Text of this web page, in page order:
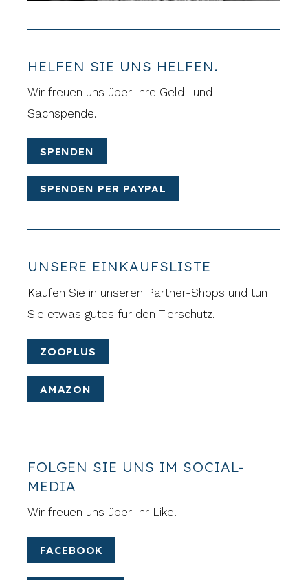
HELFEN SIE UNS HELFEN.
Wir freuen uns über Ihre Geld- und
Sachspende.
SPENDEN
SPENDEN PER PAYPAL
UNSERE EINKAUFSLISTE
Kaufen Sie in unseren Partner-Shops und tun
Sie etwas gutes für den Tierschutz.
ZOOPLUS
AMAZON
FOLGEN SIE UNS IM SOCIAL-
MEDIA
Wir freuen uns über Ihr Like!
FACEBOOK